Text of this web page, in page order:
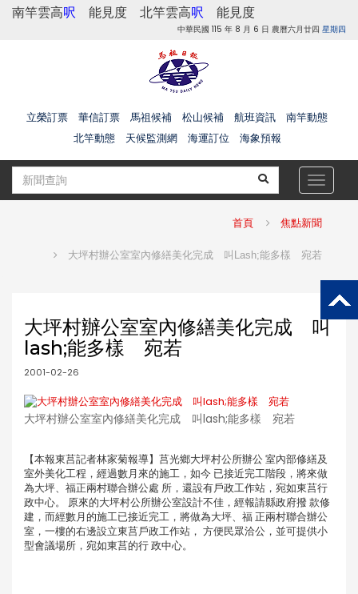
南竿雲高呎 能見度 北竿雲高呎 能見度
中華民國 115 年 8 月 6 日 農曆六月廿四 星期四
立榮訂票 華信訂票 馬祖候補 松山候補 航班資訊
南竿動態
北竿動態
天候監測網 海運訂位 海象預報
Toggle
首頁 焦點新聞
大坪村辦公室室內修繕美化完成 叫lash;能多樣 宛若
大坪村辦公室室內修繕美化完成 叫
lash;能多樣 宛若
2001-02-26
大坪村辦公室室內修繕美化完成 叫lash;能多樣 宛若
【本報東莒記者林家菊報導】莒光鄉大坪村公所辦公 室內部修繕及
室外美化工程，經過數月來的施工，如今 已接近完工階段，將來做
為大坪、福正兩村聯合辦公處 所，還設有戶政工作站，宛如東莒行
政中心。 原來的大坪村公所辦公室設計不佳，經報請縣政府撥 款修
建，而經數月的施工已接近完工，將做為大坪、福 正兩村聯合辦公
室，一樓的右邊設立東莒戶政工作站， 方便民眾洽公，並可提供小
型會議場所，宛如東莒的行 政中心。